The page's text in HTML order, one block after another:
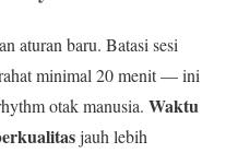
aturan baru. Batasi sesi
minimal 20 menit — ini
otak manusia. Waktu
jauh lebih